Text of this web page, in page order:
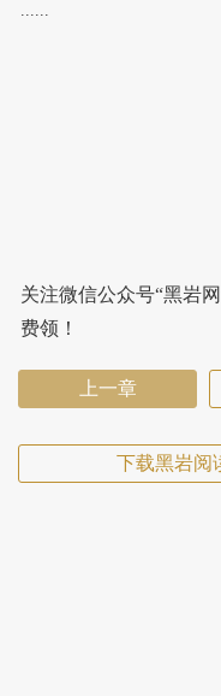
......
关注微信公众号“黑岩
费领！
上一章
下载黑岩阅